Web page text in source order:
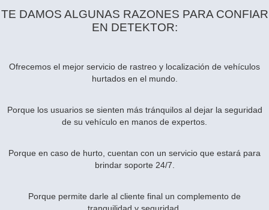
TE DAMOS ALGUNAS RAZONES PARA CONFIAR
EN DETEKTOR:
Ofrecemos el mejor servicio de rastreo y localización de vehículos
hurtados en el mundo.
Porque los usuarios se sienten más tránquilos al dejar la seguridad
de su vehículo en manos de expertos.
Porque en caso de hurto, cuentan con un servicio que estará para
brindar soporte 24/7.
Porque permite darle al cliente final un complemento de